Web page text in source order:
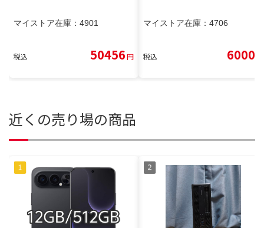
マイストア在庫： 4901
税込 50456円
マイストア在庫： 4706
税込 6000
近くの売り場の商品